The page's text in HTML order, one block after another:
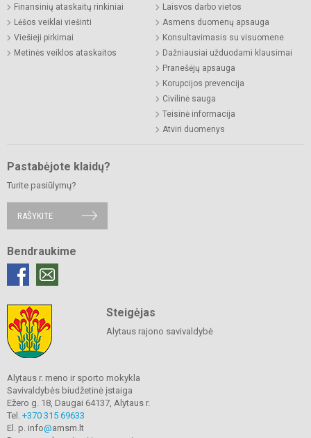
Finansinių ataskaitų rinkiniai
Lėšos veiklai viešinti
Viešieji pirkimai
Metinės veiklos ataskaitos
Laisvos darbo vietos
Asmens duomenų apsauga
Konsultavimasis su visuomene
Dažniausiai užduodami klausimai
Pranešėjų apsauga
Korupcijos prevencija
Civilinė sauga
Teisinė informacija
Atviri duomenys
Pastabėjote klaidų?
Turite pasiūlymų?
RAŠYKITE
Bendraukime
Steigėjas
Alytaus rajono savivaldybė
Alytaus r. meno ir sporto mokykla
Savivaldybės biudžetinė įstaiga
Ežero g. 18, Daugai 64137, Alytaus r.
Tel. +370 315 69633
El. p. info@amsm.lt